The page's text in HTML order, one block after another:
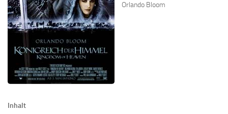
Orlando Bloom
Inhalt